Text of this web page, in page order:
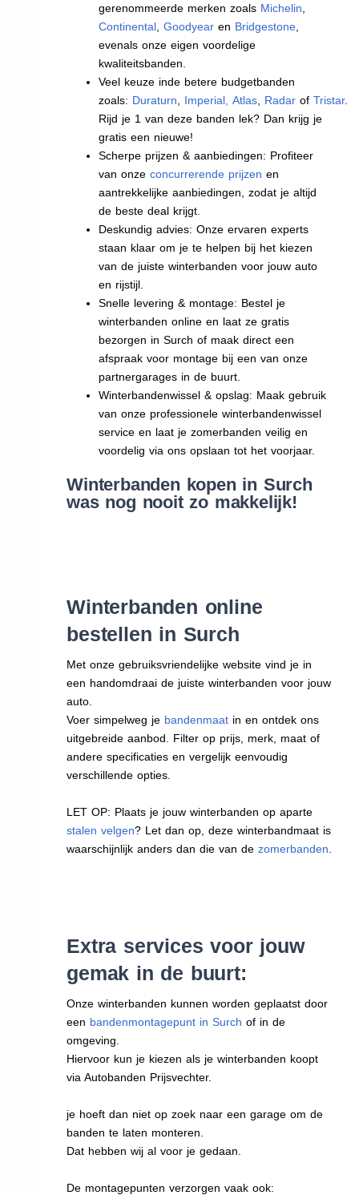
gerenommeerde merken zoals Michelin
Continental ,Goodyear en Bridgestone
evenals onze eigen voordelige
kwaliteitsbanden.
Veel keuze inde betere budgetbanden
zoals: Duraturn Imperial Atlas Radar ofTristar.
Rijd je 1 van deze banden lek? Dan krijg je
gratis een nieuwe!
Scherpe prijzen & aanbiedingen: Profiteer
van onzeconcurrerende prijzen en
aantrekkelijke aanbiedingen, zodat je altijd
de beste deal krijgt.
Deskundig advies: Onze ervaren experts
staan klaar om je te helpen bij het kiezen
van de juiste winterbanden voor jouw auto
en rijstijl.
Snelle levering & montage: Bestel je
winterbanden online en laat ze gratis
bezorgen in Surch of maak direct een
afspraak voor montage bij een van onze
partnergarages in de buurt.
Winterbandenwissel & opslag: Maak gebruik
van onze professionele winterbandenwissel
service en laat je zomerbanden veilig en
voordelig via ons opslaan tot het voorjaar.
Winterbanden kopen in Surch
was nog nooit zo makkelijk!
Winterbanden online
bestellen in Surch
Met onze gebruiksvriendelijke website vind je in
een handomdraai de juiste winterbanden voor jouw
auto.
Voer simpelweg je bandenmaat in en ontdek ons
uitgebreide aanbod. Filter op prijs, merk, maat of
andere specificaties en vergelijk eenvoudig
verschillende opties.
LET OP: Plaats je jouw winterbanden op aparte
stalen velgen? Let dan op, deze winterbandmaat is
waarschijnlijk anders dan die van dezomerbanden
Extra services voor jouw
gemak in de buurt:
Onze winterbanden kunnen worden geplaatst door
een bandenmontagepunt in Surch of in de
omgeving.
Hiervoor kun je kiezen als je winterbanden koopt
via Autobanden Prijsvechter.
je hoeft dan niet op zoek naar een garage om de
banden te laten monteren.
Dat hebben wij al voor je gedaan.
De montagepunten verzorgen vaak ook: